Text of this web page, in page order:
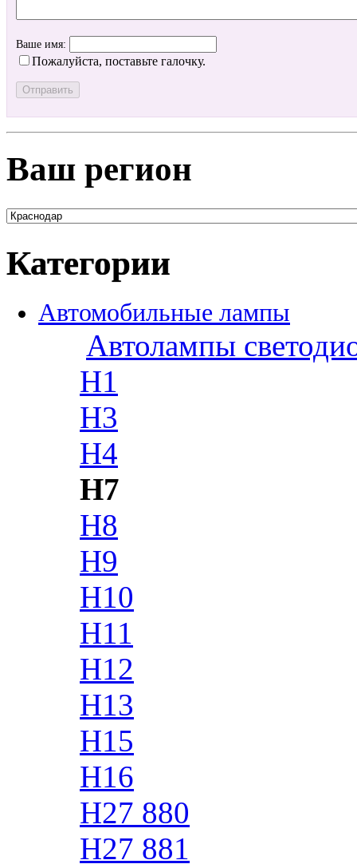
Ваше имя:
Пожалуйста, поставьте галочку.
Ваш регион
Категории
Автомобильные лампы
Автолампы
H1
H3
H4
H7
H8
H9
H10
H11
H12
H13
H15
H16
H27 880
H27 881